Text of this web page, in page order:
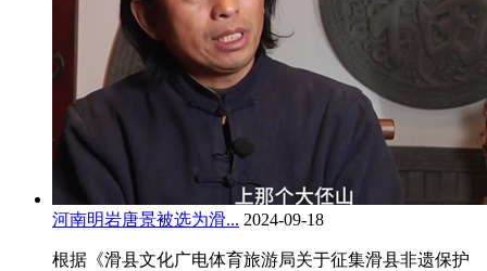
河南明岩唐景被选为滑... 2024-09-18
根据《滑县文化广电体育旅游局关于征集滑县非遗保护